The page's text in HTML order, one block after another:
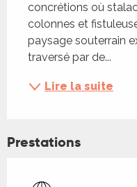
concrétions où
colonnes et
paysage souterrain
traversé par de...
Lire la suite
Prestations